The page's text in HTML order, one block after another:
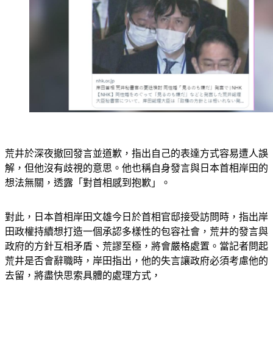
荒井於深夜撤回發言並道歉，指出自己的表達方式容易遭人誤
解，但他沒有歧視的意思。他也稱自身發言與日本首相岸田的
想法無關，透露「對首相感到抱歉」。
對此，日本首相岸田文雄今日於首相官邸接受訪問時，指出岸
田政權持續想打造一個承認多樣性的包容社會，荒井的發言與
政府的方針互相矛盾、荒謬至極，將會嚴格處置。當記者問起
荒井是否會辭職時，岸田指出，他的失言讓政府必須考慮他的
去留，將盡快思索具體的處理方式，